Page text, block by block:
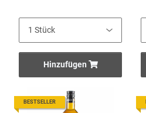
Hinzufügen
BESTSELLER